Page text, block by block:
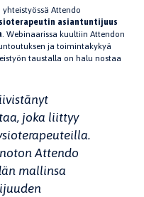
yhteistyössä Attendo
asiantuntijuus
. Webinaarissa kuultiin Attendon
ja toimintakykyä
taustalla on halu nostaa
joka liittyy
Attendo
mallinsa